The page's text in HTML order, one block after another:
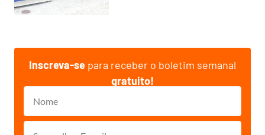
Inscreva-se para receber o boletim semanal
gratuito!